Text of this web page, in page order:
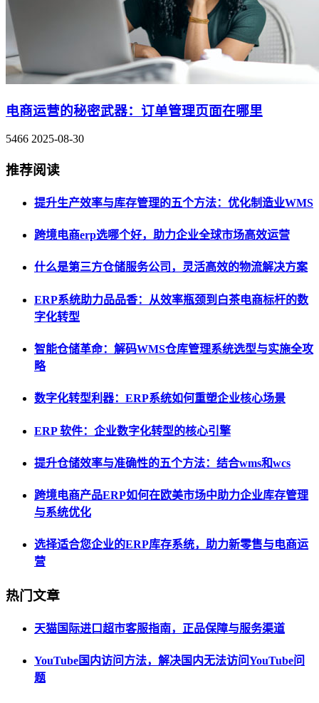
电商运营的秘密武器：订单管理页面在哪里
5466 2025-08-30
推荐阅读
提升生产效率与库存管理的五个方法：优化制造业WMS
跨境电商erp选哪个好，助力企业全球市场高效运营
什么是第三方仓储服务公司，灵活高效的物流解决方案
ERP系统助力品品香：从效率瓶颈到白茶电商标杆的数
字化转型
智能仓储革命：解码WMS仓库管理系统选型与实施全攻
略
数字化转型利器：ERP系统如何重塑企业核心场景
ERP 软件：企业数字化转型的核心引擎
提升仓储效率与准确性的五个方法：结合wms和wcs
跨境电商产品ERP如何在欧美市场中助力企业库存管理
与系统优化
选择适合您企业的ERP库存系统，助力新零售与电商运
营
热门文章
天猫国际进口超市客服指南，正品保障与服务渠道
YouTube国内访问方法，解决国内无法访问YouTube问
题